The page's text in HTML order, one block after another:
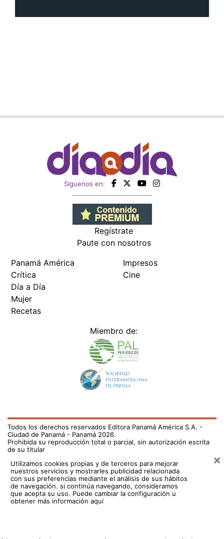
Siguenos en:
Regístrate
Paute con nosotros
Panamá América
Crítica
Día a Día
Mujer
Recetas
Impresos
Cine
Miembro de:
Todos los derechos reservados Editora Panamá América S.A. -
Ciudad de Panamá - Panamá 2026.
Prohibida su reproducción total o parcial, sin autorización escrita
de su titular
Utilizamos cookies propias y de terceros para mejorar
nuestros servicios y mostrarles publicidad relacionada
con sus preferencias mediante el análisis de sus hábitos
de navegación. si continúa navegando, consideramos
que acepta su uso. Puede cambiar la configuración u
obtener más información aquí
×